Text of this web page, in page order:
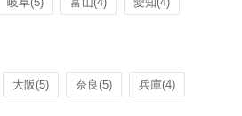
大阪(5) 奈良(5) 兵庫(4)